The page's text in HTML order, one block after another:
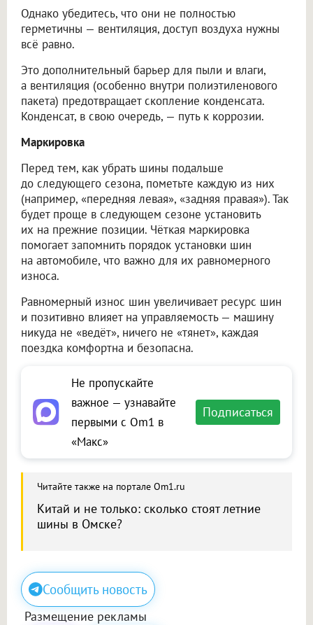
Однако убедитесь, что они не полностью
герметичны — вентиляция, доступ воздуха нужны
всё равно.
Это дополнительный барьер для пыли и влаги,
а вентиляция (особенно внутри полиэтиленового
пакета) предотвращает скопление конденсата.
Конденсат, в свою очередь, — путь к коррозии.
Маркировка
Перед тем, как убрать шины подальше
до следующего сезона, пометьте каждую из них
(например, «передняя левая», «задняя правая»). Так
будет проще в следующем сезоне установить
их на прежние позиции. Чёткая маркировка
помогает запомнить порядок установки шин
на автомобиле, что важно для их равномерного
износа.
Равномерный износ шин увеличивает ресурс шин
и позитивно влияет на управляемость — машину
никуда не «ведёт», ничего не «тянет», каждая
поездка комфортна и безопасна.
Не пропускайте
важное — узнавайте
первыми с Om1 в
«Макс»
Подписаться
Читайте также на портале Om1.ru
Китай и не только: сколько стоят летние
шины в Омске?
Сообщить новость
Размещение рекламы